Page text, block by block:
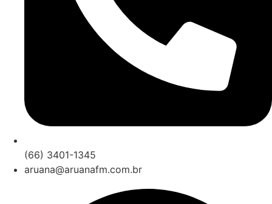
(66) 3401-1345
aruana@aruanafm.com.br